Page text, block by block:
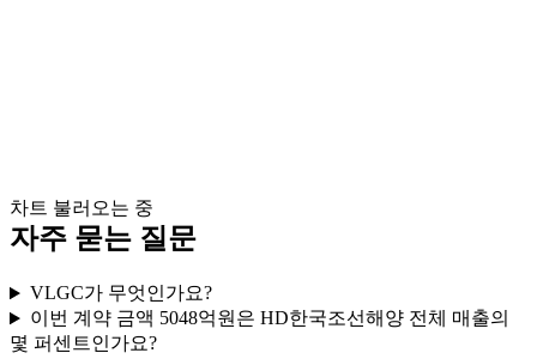
차트 불러오는 중
자주 묻는 질문
VLGC가 무엇인가요?
이번 계약 금액 5048억원은 HD한국조선해양 전체 매출의
몇 퍼센트인가요?